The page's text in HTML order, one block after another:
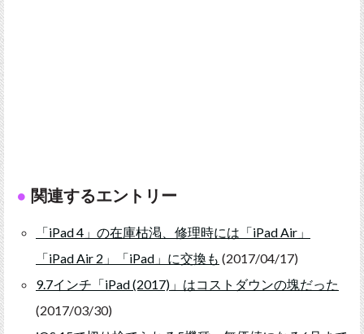
関連するエントリー
「iPad 4」の在庫枯渇、修理時には「iPad Air」
「iPad Air 2」「iPad」に交換も (2017/04/17)
9.7インチ「iPad (2017)」はコストダウンの塊だった
(2017/03/30)